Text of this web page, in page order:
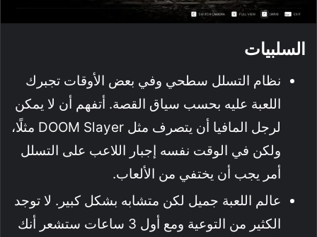
السلبيات
نظام التسلل سطحي وفي بعض الأوقات تجبرك
اللعبة عليه بحسب سياق القصة. أتفهم أن لا يمكن
لرجل المافيا أن يتصرف مثل DOOM Slayer مثلًا،
ولكن في الوقت نفسه إجبار اللاعب على التسلل
أمر يجب أن يختفي من الألعاب.
عالم اللعبة جميل لكن متشابه بشكل كبير. لا توجد
الكثير من التوعية ومع أول 3 ساعات ستشعر أنك